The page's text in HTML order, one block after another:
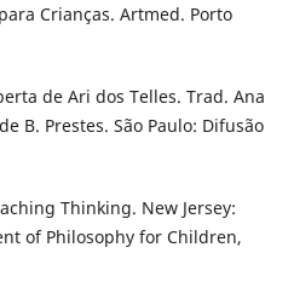
Crianças. Artmed. Porto
de Ari dos Telles. Trad. Ana
B. Prestes. São Paulo: Difusão
Thinking. New Jersey:
of Philosophy for Children,